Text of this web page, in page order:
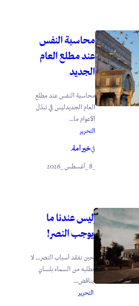
محاسبة النفس
عند مطلع العام
الجديد
محاسبة النفس عند مطلع
العام الجديدليس في تبدّل
الأعوام ما...
التحرير
فيخير أمة.
ليس عندنا ما
يوجب النصر!
حين نفقد أسباب النصر… لا
نطلبه من السماء بلسانٍ
يناقض...
التحرير